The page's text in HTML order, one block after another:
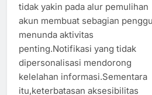
tidak yakin pada alur pemulihan
akun membuat sebagian
menunda aktivitas
penting.Notifikasi yang tidak
dipersonalisasi mendorong
kelelahan informasi.Sementara
itu,keterbatasan aksesibilitas